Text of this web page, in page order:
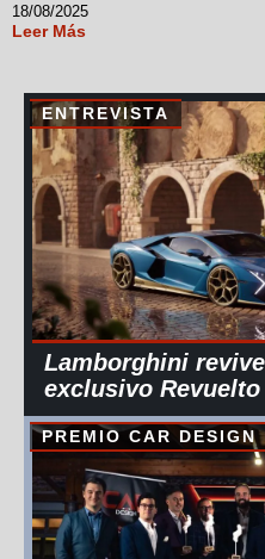
18/08/2025
Leer Más
ENTREVISTA
Lamborghini
exclusivo
PREMIO CAR DESIGN